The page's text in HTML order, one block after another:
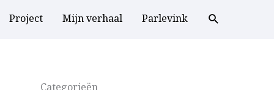
Project Mijn verhaal Parlevink